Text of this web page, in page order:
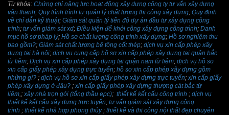
Từ khóa: Chứng chỉ năng lực hoạt động xây dựng công ty tư vấn xây dựng
vân thanh; Quy trình trình tự quản lý chất lượng thi công xây dựng; Quy định
về chỉ dẫn kỹ thuật; Giám sát quản lý tiến độ dự án đầu tư xây dựng công
trình; tư vấn giám sát xd; Điều kiện để khởi công xây dựng công trình; Danh
mục hồ sơ pháp lý; Hồ sơ chất lượng công trình xây dựng; Hồ sơ nghiệm thu
bao gồm?; Giám sát chất lượng bê tông cốt thép; dịch vụ xin cấp phép xây
dựng tại hà nội; dịch vụ cung cấp hồ sơ xin cấp phép xây dựng tại quận bắc
từ liêm; Dịch vụ xin cấp phép xây dựng tại quận nam từ liêm; dịch vụ hồ sơ
xin cấp giấy phép xây dựng trực tuyến; hồ sơ xin cấp phép xây dựng gồm
những gì? ; dịch vụ hồ sơ xin cấp giấy phép xây dựng trực tuyến;xin cấp giấy
phép xây dựng ở đâu? ;xin cấp giấy phép xây dựng thượng cát bắc từ
liêm,;xây nhà trọn gói (tổng thầu epc); thiết kế kết cấu công trình ; dịch vụ
thiết kế kết cấu xây dựng trực tuyến; tư vấn giám sát xây dựng công
trình ; thiết kế nhà hợp phong thủy; thiết kế và thi công nội thất đẹp chuyên